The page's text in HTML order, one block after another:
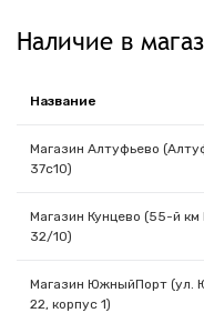
Наличие в
Название
Магазин Алтуфьево
37с10)
Магазин Кунцево (55-й
32/10)
Магазин ЮжныйПорт (ул.
22, корпус 1)